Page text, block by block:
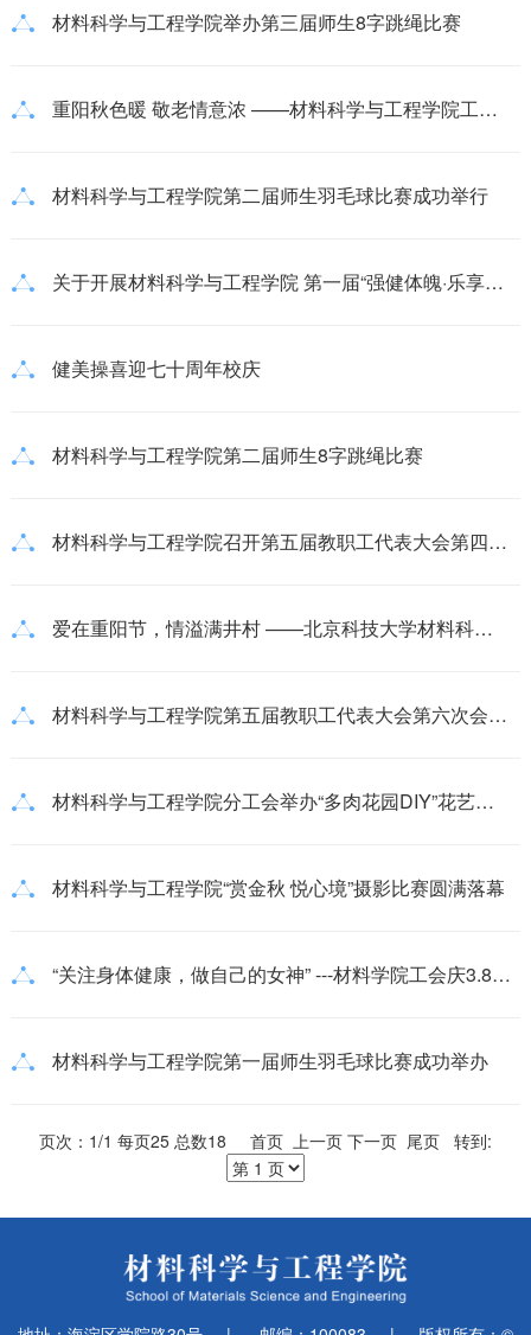
材料科学与工程学院举办第三届师生8字跳绳比赛
重阳秋色暖 敬老情意浓 ——材料科学与工程学院工会探望慰问退休教师
材料科学与工程学院第二届师生羽毛球比赛成功举行
关于开展材料科学与工程学院 第一届“强健体魄·乐享运动”活动的通知
健美操喜迎七十周年校庆
材料科学与工程学院第二届师生8字跳绳比赛
材料科学与工程学院召开第五届教职工代表大会第四次会议
爱在重阳节，情溢满井村 ——北京科技大学材料科学与工程学院看望慰问离退休老教师
材料科学与工程学院第五届教职工代表大会第六次会议顺利召开
材料科学与工程学院分工会举办“多肉花园DIY”花艺活动
材料科学与工程学院“赏金秋 悦心境”摄影比赛圆满落幕
“关注身体健康，做自己的女神” ---材料学院工会庆3.8活动纪实
材料科学与工程学院第一届师生羽毛球比赛成功举办
页次：1/1 每页25 总数18 首页 上一页 下一页 尾页 转到: